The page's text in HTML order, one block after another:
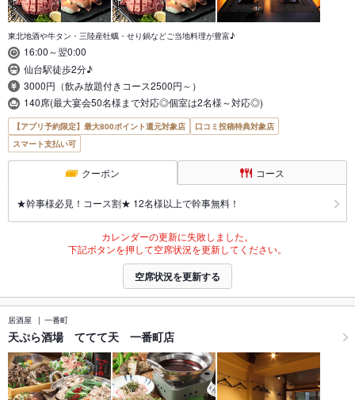
東北地酒や牛タン・三陸産牡蠣・せり鍋などご当地料理が豊富♪
16:00～翌0:00
仙台駅徒歩2分♪
3000円（飲み放題付きコース2500円～）
140席(最大宴会50名様まで対応◎個室は2名様～対応◎)
【アプリ予約限定】最大800ポイント還元対象店
口コミ投稿特典対象店
スマート支払い可
クーポン コース
★幹事様必見！コース割★ 12名様以上で幹事無料！
カレンダーの更新に失敗しました。
下記ボタンを押して空席状況を更新してください。
空席状況を更新する
居酒屋 一番町
天ぷら酒場 ててて天 一番町店